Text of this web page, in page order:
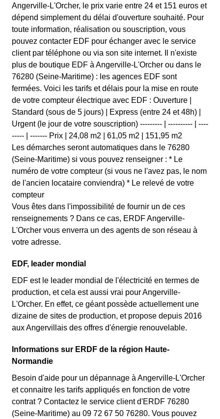
Angerville-L'Orcher, le prix varie entre 24 et 151 euros et
dépend simplement du délai d'ouverture souhaité. Pour
toute information, réalisation ou souscription, vous
pouvez contacter EDF pour échanger avec le service
client par téléphone ou via son site internet. Il n'existe
plus de boutique EDF à Angerville-L'Orcher ou dans le
76280 (Seine-Maritime) : les agences EDF sont
fermées. Voici les tarifs et délais pour la mise en route
de votre compteur électrique avec EDF : Ouverture |
Standard (sous de 5 jours) | Express (entre 24 et 48h) |
Urgent (le jour de votre souscription) --------- | ---------- | ----
----- | ------- Prix | 24,08 m2 | 61,05 m2 | 151,95 m2
Les démarches seront automatiques dans le 76280
(Seine-Maritime) si vous pouvez renseigner : * Le
numéro de votre compteur (si vous ne l'avez pas, le nom
de l'ancien locataire conviendra) * Le relevé de votre
compteur
Vous êtes dans l'impossibilité de fournir un de ces
renseignements ? Dans ce cas, ERDF Angerville-
L'Orcher vous enverra un des agents de son réseau à
votre adresse.
EDF, leader mondial
EDF est le leader mondial de l'électricité en termes de
production, et cela est aussi vrai pour Angerville-
L'Orcher. En effet, ce géant possède actuellement une
dizaine de sites de production, et propose depuis 2016
aux Angervillais des offres d'énergie renouvelable.
Informations sur ERDF de la région Haute-
Normandie
Besoin d'aide pour un dépannage à Angerville-L'Orcher
et connaitre les tarifs appliqués en fonction de votre
contrat ? Contactez le service client d'ERDF 76280
(Seine-Maritime) au 09 72 67 50 76280. Vous pouvez